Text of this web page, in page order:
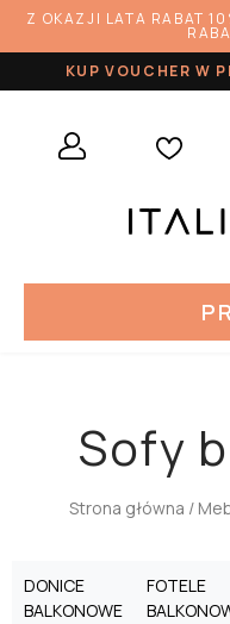
Z OKAZJI LATA RABAT
KUP VOUCHER W
Sofy
Strona główna /
DONICE
BALKONOWE
FOTELE